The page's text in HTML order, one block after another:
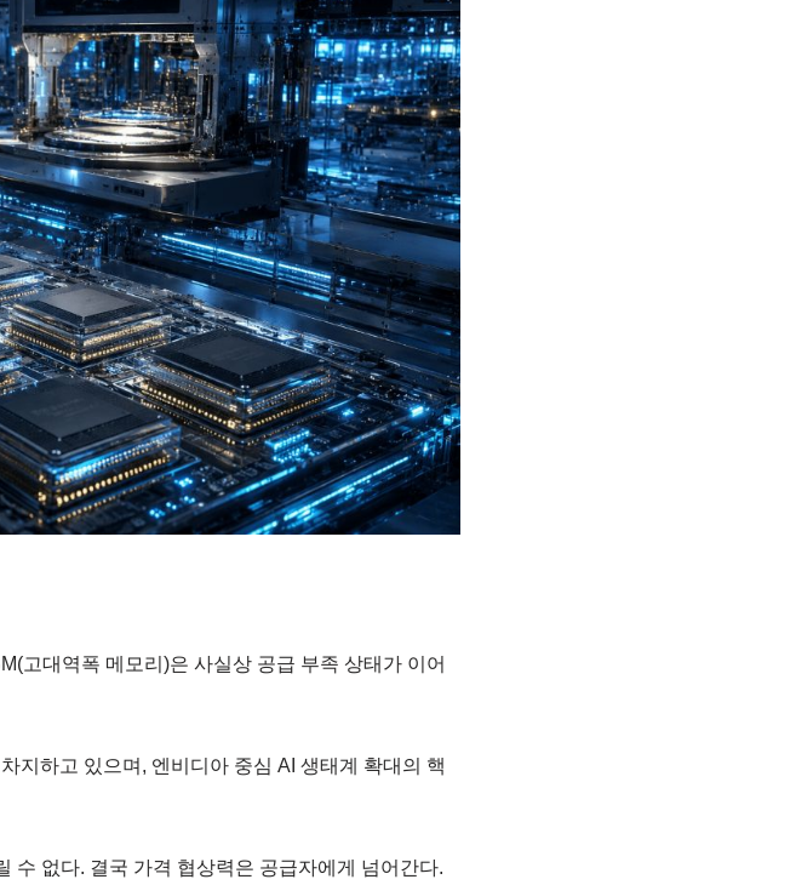
고대역폭 메모리)은 사실상 공급 부족 상태가 이어
지하고 있으며, 엔비디아 중심 AI 생태계 확대의 핵
수 없다. 결국 가격 협상력은 공급자에게 넘어간다.